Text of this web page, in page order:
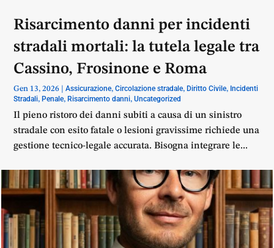
Risarcimento danni per incidenti
stradali mortali: la tutela legale tra
Cassino, Frosinone e Roma
Gen 13, 2026 |Assicurazione,Circolazione stradale, Diritto Civile, Incidenti
Stradali, Penale, Risarcimento danni,Uncategorized
Il pieno ristoro dei danni subiti a causa di un sinistro
stradale con esito fatale o lesioni gravissime richiede una
gestione tecnico-legale accurata. Bisogna integrare le...